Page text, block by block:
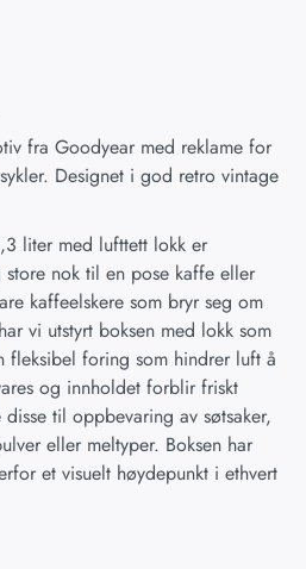
fra Goodyear med reklame for
Designet i god retro vintage
liter med lufttett lokk er
nok til en pose kaffe eller
kaffeelskere som bryr seg om
vi utstyrt boksen med lokk som
fleksibel foring som hindrer luft å
og innholdet forblir friskt
til oppbevaring av søtsaker,
eller meltyper. Boksen har
et visuelt høydepunkt i ethvert